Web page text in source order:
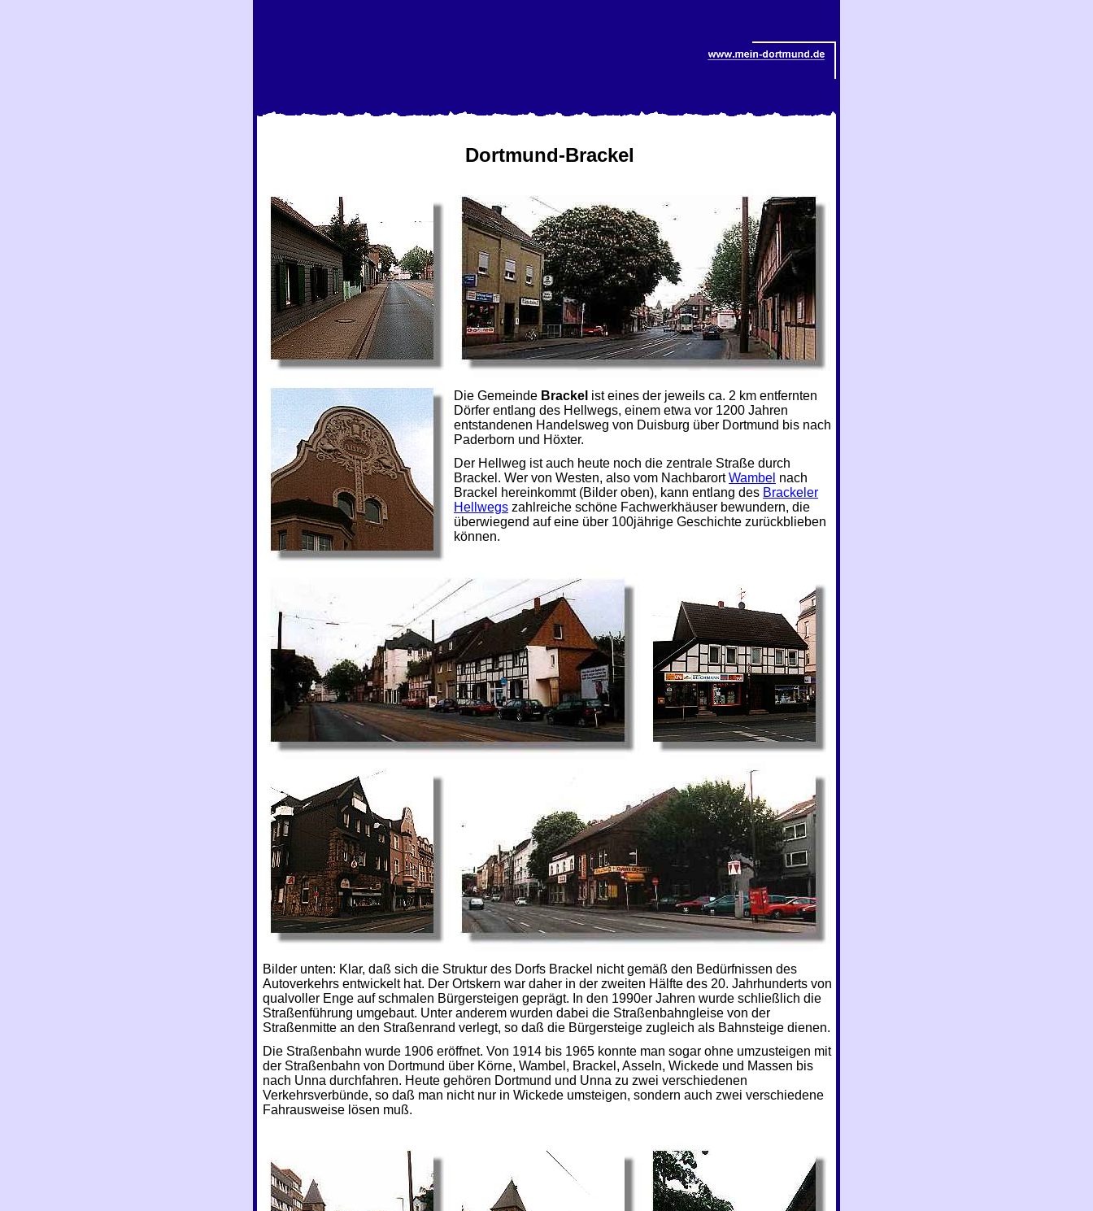
Dortmund-Brackel
Die Gemeinde Brackel ist eines der jeweils ca. 2 km entfernten
Dörfer entlang des Hellwegs, einem etwa vor 1200 Jahren
entstandenen Handelsweg von Duisburg über Dortmund bis nach
Paderborn und Höxter.
Der Hellweg ist auch heute noch die zentrale Straße durch
Brackel. Wer von Westen, also vom NachbarortWambel nach
Brackel hereinkommt (Bilder oben), kann entlang des Brackeler
Hellwegs zahlreiche schöne Fachwerkhäuser bewundern, die
überwiegend auf eine über 100jährige Geschichte zurückblieben
können.
Bilder unten: Klar, daß sich die Struktur des Dorfs Brackel nicht gemäß den Bedürfnissen des
Autoverkehrs entwickelt hat. Der Ortskern war daher in der zweiten Hälfte des 20. Jahrhunderts von
qualvoller Enge auf schmalen Bürgersteigen geprägt. In den 1990er Jahren wurde schließlich die
Straßenführung umgebaut. Unter anderem wurden dabei die Straßenbahngleise von der
Straßenmitte an den Straßenrand verlegt, so daß die Bürgersteige zugleich als Bahnsteige dienen.
Die Straßenbahn wurde 1906 eröffnet. Von 1914 bis 1965 konnte man sogar ohne umzusteigen mit
der Straßenbahn von Dortmund über Körne, Wambel, Brackel, Asseln, Wickede und Massen bis
nach Unna durchfahren. Heute gehören Dortmund und Unna zu zwei verschiedenen
Verkehrsverbünde, so daß man nicht nur in Wickede umsteigen, sondern auch zwei verschiedene
Fahrausweise lösen muß.